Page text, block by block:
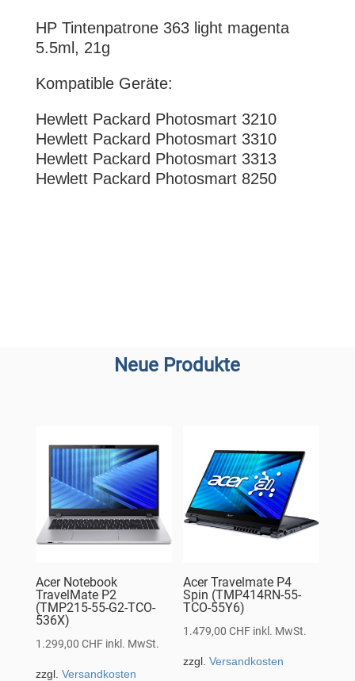
HP Tintenpatrone 363 light magenta
5.5ml, 21g
Kompatible Geräte:
Hewlett Packard Photosmart 3210
Hewlett Packard Photosmart 3310
Hewlett Packard Photosmart 3313
Hewlett Packard Photosmart 8250
Neue Produkte
Acer Notebook
TravelMate P2
(TMP215-55-G2-TCO-
536X)
1.299,00 CHF inkl. MwSt.
zzgl. Versandkosten
Acer Travelmate P4
Spin (TMP414RN-55-
TCO-55Y6)
1.479,00CHF inkl. MwSt.
zzgl.Versandkosten